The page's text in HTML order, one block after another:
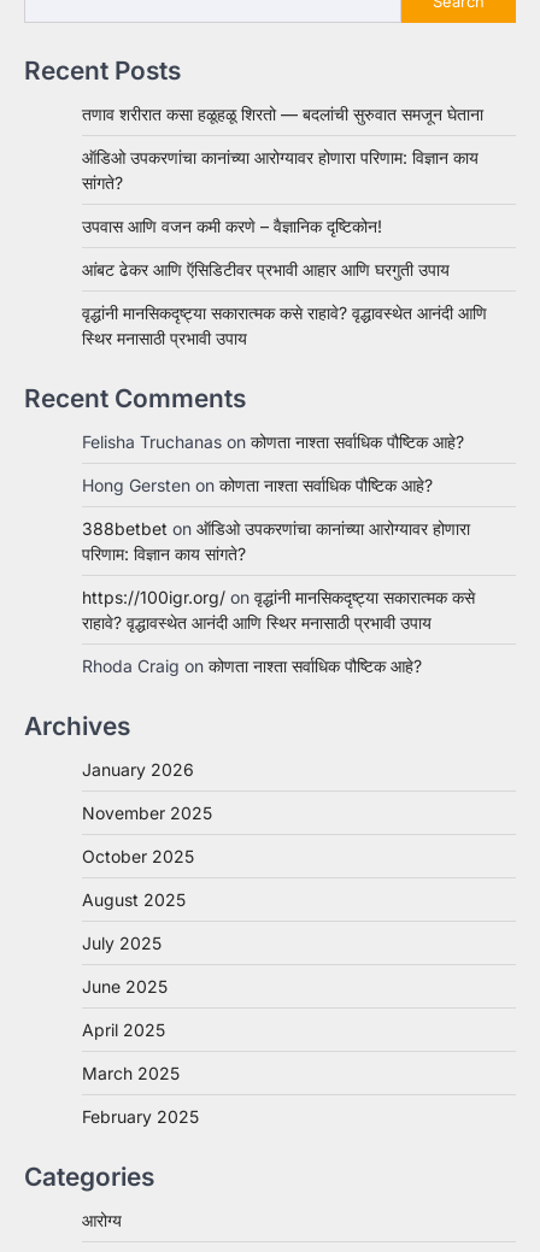
Recent Posts
तणाव शरीरात कसा हळूहळू शिरतो — बदलांची सुरुवात समजून घेताना
ऑडिओ उपकरणांचा कानांच्या आरोग्यावर होणारा परिणाम: विज्ञान काय
सांगते?
उपवास आणि वजन कमी करणे – वैज्ञानिक दृष्टिकोन!
आंबट ढेकर आणि ऍसिडिटीवर प्रभावी आहार आणि घरगुती उपाय
वृद्धांनी मानसिकदृष्ट्या सकारात्मक कसे राहावे? वृद्धावस्थेत आनंदी आणि
स्थिर मनासाठी प्रभावी उपाय
Recent Comments
Felisha Truchanas on कोणता नाश्ता सर्वाधिक पौष्टिक आहे?
Hong Gersten on कोणता नाश्ता सर्वाधिक पौष्टिक आहे?
388betbet on ऑडिओ उपकरणांचा कानांच्या आरोग्यावर होणारा
परिणाम: विज्ञान काय सांगते?
https://100igr.org/ on वृद्धांनी मानसिकदृष्ट्या सकारात्मक कसे
राहावे? वृद्धावस्थेत आनंदी आणि स्थिर मनासाठी प्रभावी उपाय
Rhoda Craig on कोणता नाश्ता सर्वाधिक पौष्टिक आहे?
Archives
January 2026
November 2025
October 2025
August 2025
July 2025
June 2025
April 2025
March 2025
February 2025
Categories
आरोग्य